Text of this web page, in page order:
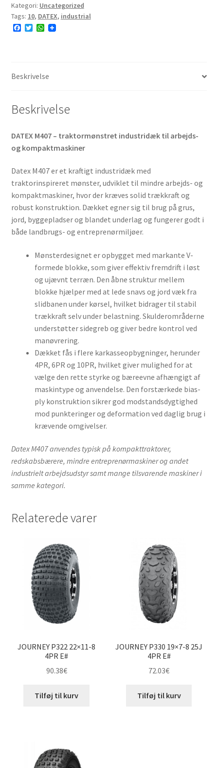
TL
92A4
#E
Kategori: Uncategorized
Tags: 10, DATEX, industrial
F
o
T
r
W
p
Beskrivelse
Beskrivelse
DATEX M407 – traktormønstret industridæk til arbejds-
og kompaktmaskiner
Datex M407 er et kraftigt industridæk med
traktorinspireret mønster, udviklet til mindre arbejds- og
kompaktmaskiner, hvor der kræves solid trækkraft og
robust konstruktion. Dækket egner sig til brug på grus,
jord, byggepladser og blandet underlag og fungerer godt i
både landbrugs- og entreprenørmiljøer.
Mønsterdesignet er opbygget med markante V-
formede blokke, som giver effektiv fremdrift i løst
og ujævnt terræn. Den åbne struktur mellem
blokke hjælper med at lede snavs og jord væk fra
slidbanen under kørsel, hvilket bidrager til stabil
trækkraft selv under belastning. Skulderområderne
understøtter sidegreb og giver bedre kontrol ved
manøvrering.
Dækket fås i flere karkasseopbygninger, herunder
4PR, 6PR og 10PR, hvilket giver mulighed for at
vælge den rette styrke og bæreevne afhængigt af
maskintype og anvendelse. Den forstærkede bias-
ply konstruktion sikrer god modstandsdygtighed
mod punkteringer og deformation ved daglig brug i
krævende omgivelser.
Datex M407 anvendes typisk på kompakttraktorer,
redskabsbærere, mindre entreprenørmaskiner og andet
industrielt arbejdsudstyr samt mange tilsvarende maskiner i
samme kategori.
Relaterede varer
JOURNEY P322 22×11-8
4PR E#
90.38€
Tilføj til kurv
JOURNEY P330 19×7-8 25J
4PR E#
72.03€
Tilføj til kurv